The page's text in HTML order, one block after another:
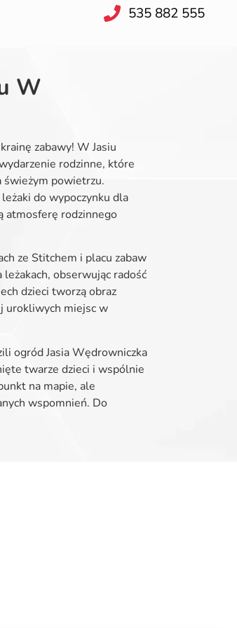
535 882 555
W
zabawy! W Jasiu
rodzinne, które
świeżym powietrzu.
do wypoczynku dla
atmosferę rodzinnego
ze Stitchem i placu zabaw
obserwując radość
dzieci tworzą obraz
urokliwych miejsc w
ogród Jasia Wędrowniczka
twarze dzieci i wspólnie
na mapie, ale
wspomnień. Do